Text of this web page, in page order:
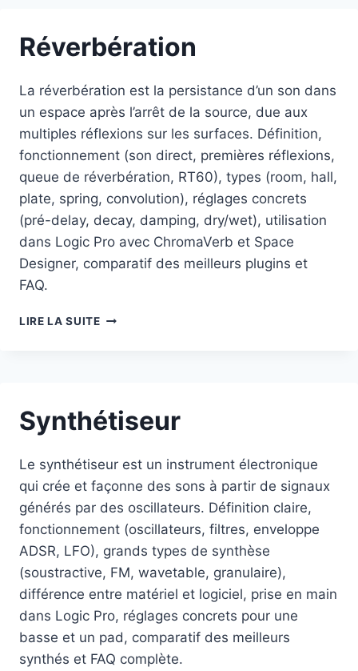
Réverbération
La réverbération est la persistance d’un son dans
un espace après l’arrêt de la source, due aux
multiples réflexions sur les surfaces. Définition,
fonctionnement (son direct, premières réflexions,
queue de réverbération, RT60), types (room, hall,
plate, spring, convolution), réglages concrets
(pré-delay, decay, damping, dry/wet), utilisation
dans Logic Pro avec ChromaVerb et Space
Designer, comparatif des meilleurs plugins et
FAQ.
LIRE LA SUITERÉVERBÉRATION
Synthétiseur
Le synthétiseur est un instrument électronique
qui crée et façonne des sons à partir de signaux
générés par des oscillateurs. Définition claire,
fonctionnement (oscillateurs, filtres, enveloppe
ADSR, LFO), grands types de synthèse
(soustractive, FM, wavetable, granulaire),
différence entre matériel et logiciel, prise en main
dans Logic Pro, réglages concrets pour une
basse et un pad, comparatif des meilleurs
synthés et FAQ complète.